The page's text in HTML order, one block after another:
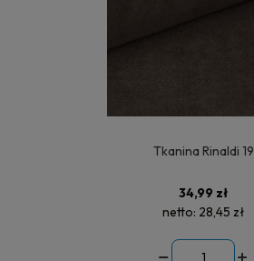
Tkanina Rinaldi 19
34,99 zł
netto: 28,45 zł